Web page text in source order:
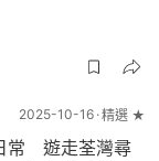
2025-10-16 精選 ★
常 遊走荃灣尋